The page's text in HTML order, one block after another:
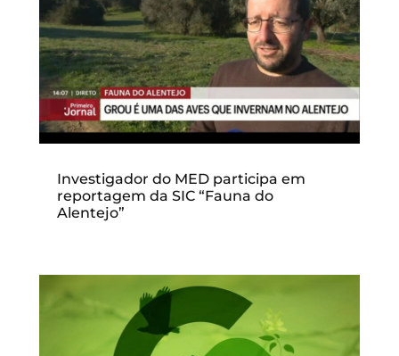
Investigador do MED participa em
reportagem da SIC “Fauna do
Alentejo”